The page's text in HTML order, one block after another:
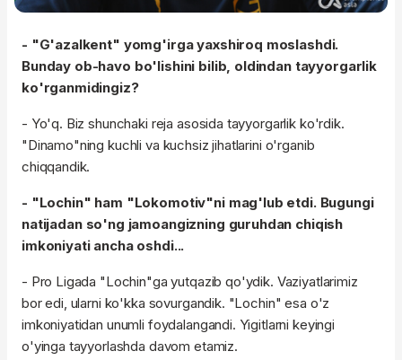
- "G'azalkent" yomg'irga yaxshiroq moslashdi.
Bunday ob-havo bo'lishini bilib, oldindan tayyorgarlik
ko'rganmidingiz?
- Yo'q. Biz shunchaki reja asosida tayyorgarlik ko'rdik.
"Dinamo"ning kuchli va kuchsiz jihatlarini o'rganib
chiqqandik.
- "Lochin" ham "Lokomotiv"ni mag'lub etdi. Bugungi
natijadan so'ng jamoangizning guruhdan chiqish
imkoniyati ancha oshdi...
- Pro Ligada "Lochin"ga yutqazib qo'ydik. Vaziyatlarimiz
bor edi, ularni ko'kka sovurgandik. "Lochin" esa o'z
imkoniyatidan unumli foydalangandi. Yigitlarni keyingi
o'yinga tayyorlashda davom etamiz.